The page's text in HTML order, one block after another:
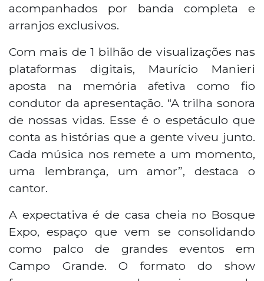
acompanhados por banda completa e
arranjos exclusivos.
Com mais de 1 bilhão de visualizações nas
plataformas digitais, Maurício Manieri
aposta na memória afetiva como fio
condutor da apresentação. “A trilha sonora
de nossas vidas. Esse é o espetáculo que
conta as histórias que a gente viveu junto.
Cada música nos remete a um momento,
uma lembrança, um amor”, destaca o
cantor.
A expectativa é de casa cheia no Bosque
Expo, espaço que vem se consolidando
como palco de grandes eventos em
Campo Grande. O formato do show